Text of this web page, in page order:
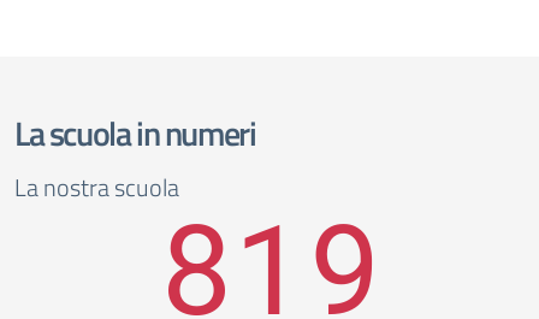
La scuola in numeri
La nostra scuola819